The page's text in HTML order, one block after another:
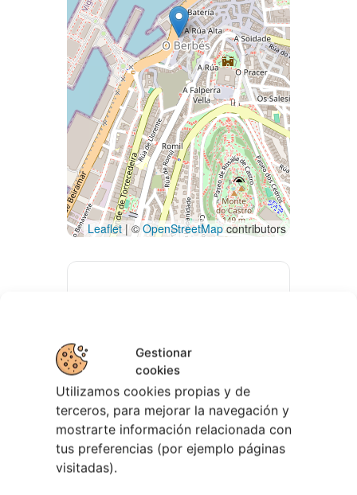
Gestionar
cookies
Utilizamos cookies propias y de
terceros, para mejorar la navegación y
mostrarte información relacionada con
tus preferencias (por ejemplo páginas
visitadas).
Leaflet | ©OpenStreetMapcontributors